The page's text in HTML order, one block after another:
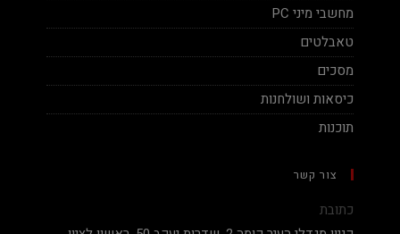
מחשבי מיני PC
טאבלטים
מסכים
כיסאות ושולחנות
תוכנות
צור קשר
כתובת